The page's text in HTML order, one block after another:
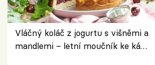
Vláčný koláč z jogurtu s višněmi a
mandlemi – letní moučník ke kávě